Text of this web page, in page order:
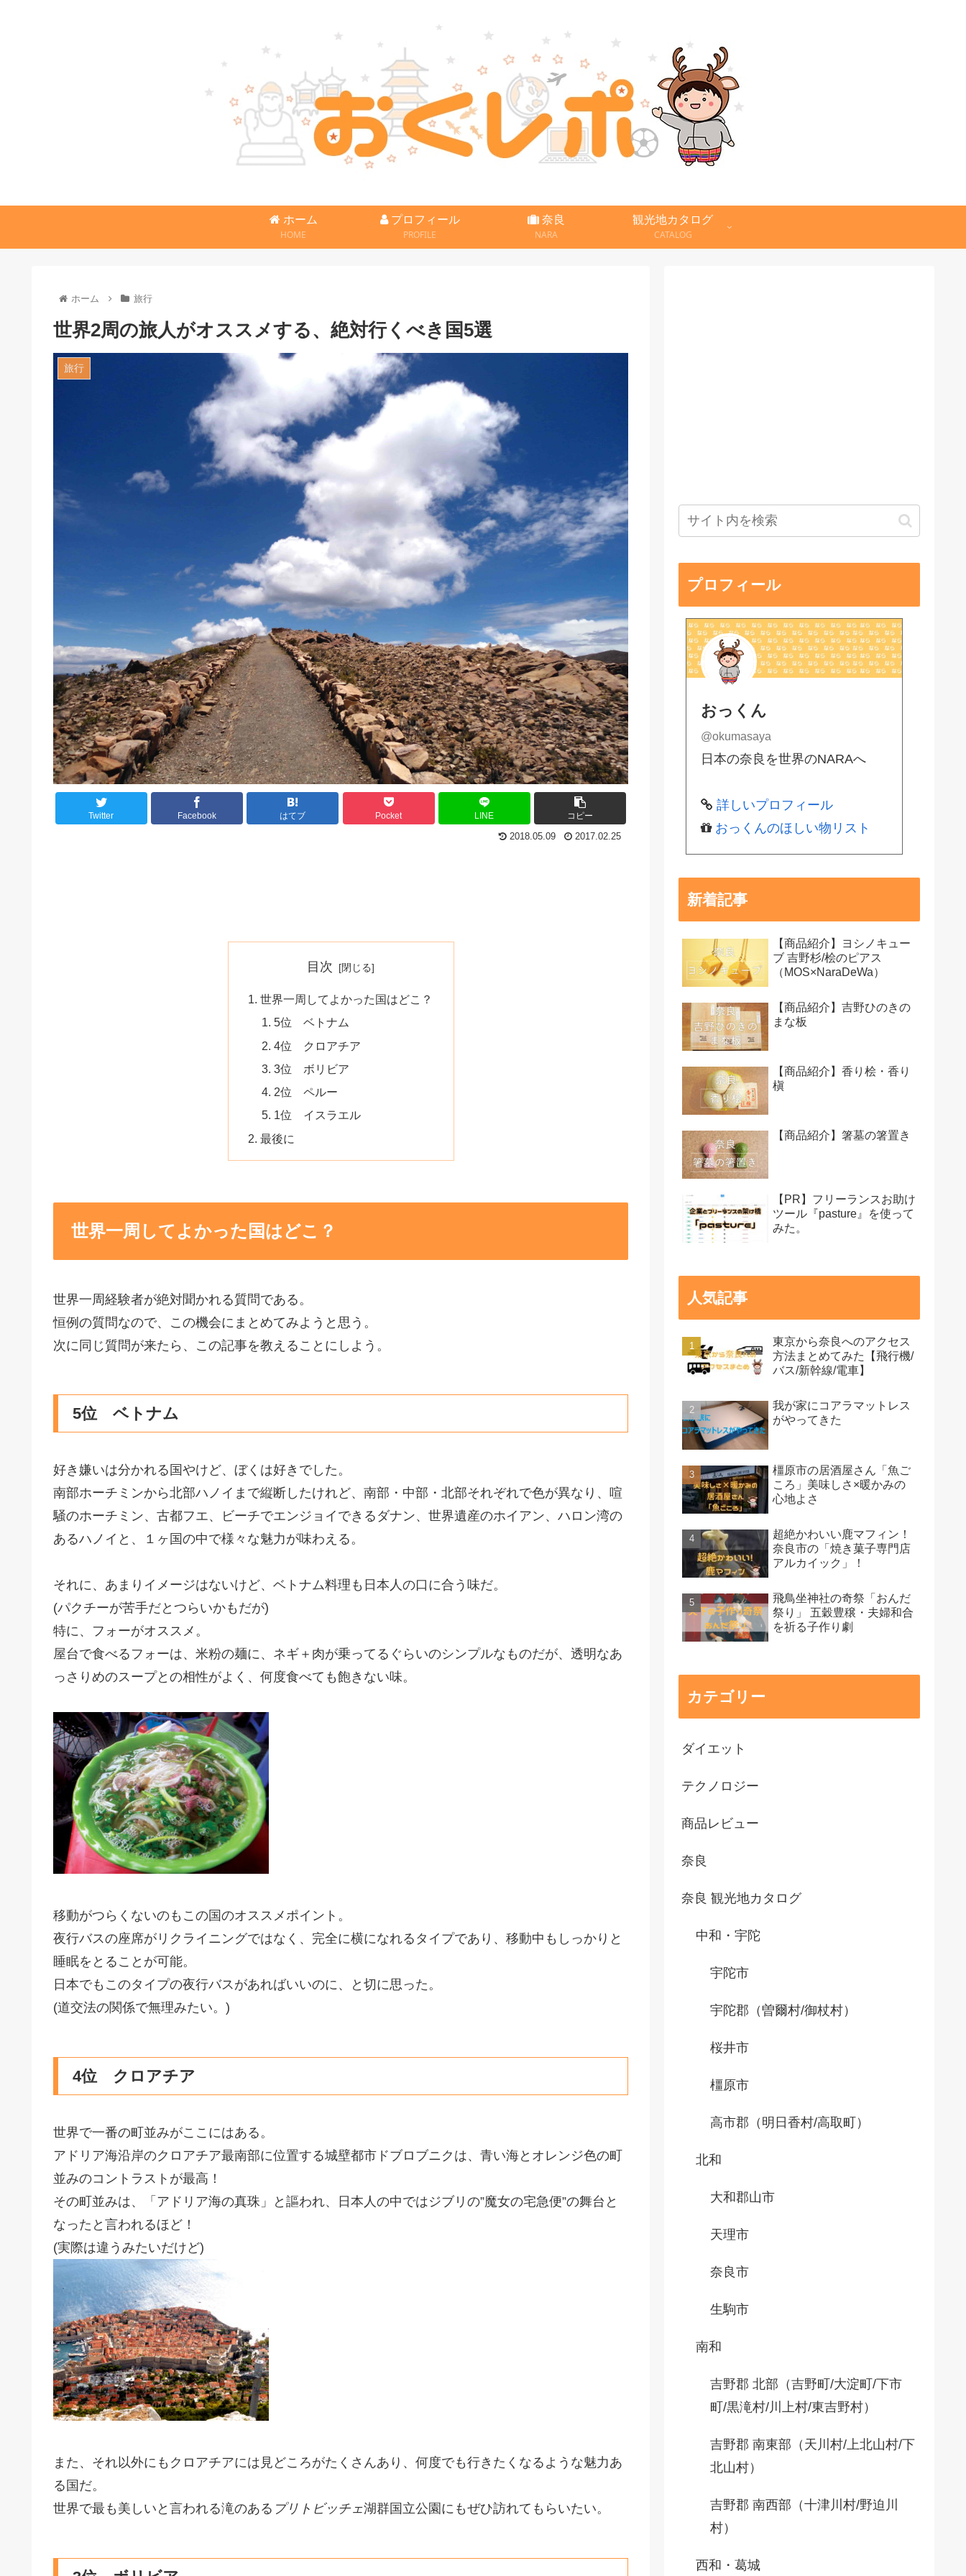
ホーム
HOME
プロフィール
PROFILE
奈良
NARA
観光地カタログ
CATALOG
ホーム 旅行
世界2周の旅人がオススメする、絶対行くべき国5選
旅行
Twitter Facebook はてブ Pocket LINE コピー
2018.05.09 2017.02.25
目次
世界一周してよかった国はどこ？
5位 ベトナム
4位 クロアチア
3位 ボリビア
2位 ペルー
1位 イスラエル
最後に
世界一周してよかった国はどこ？
世界一周経験者が絶対聞かれる質問である。
恒例の質問なので、この機会にまとめてみようと思う。
次に同じ質問が来たら、この記事を教えることにしよう。
5位 ベトナム
好き嫌いは分かれる国やけど、ぼくは好きでした。
南部ホーチミンから北部ハノイまで縦断したけれど、南部・中部・北部それぞれで色が異なり、喧
騒のホーチミン、古都フエ、ビーチでエンジョイできるダナン、世界遺産のホイアン、ハロン湾の
あるハノイと、１ヶ国の中で様々な魅力が味わえる。
それに、あまりイメージはないけど、ベトナム料理も日本人の口に合う味だ。
(パクチーが苦手だとつらいかもだが)
特に、フォーがオススメ。
屋台で食べるフォーは、米粉の麺に、ネギ＋肉が乗ってるぐらいのシンプルなものだが、透明なあ
っさりめのスープとの相性がよく、何度食べても飽きない味。
移動がつらくないのもこの国のオススメポイント。
夜行バスの座席がリクライニングではなく、完全に横になれるタイプであり、移動中もしっかりと
睡眠をとることが可能。
日本でもこのタイプの夜行バスがあればいいのに、と切に思った。
(道交法の関係で無理みたい。)
4位 クロアチア
世界で一番の町並みがここにはある。
アドリア海沿岸のクロアチア最南部に位置する城壁都市ドブロブニクは、青い海とオレンジ色の町
並みのコントラストが最高！
その町並みは、「アドリア海の真珠」と謳われ、日本人の中ではジブリの”魔女の宅急便”の舞台と
なったと言われるほど！
(実際は違うみたいだけど)
また、それ以外にもクロアチアには見どころがたくさんあり、 何度でも行きたくなるような魅力あ
る国だ。
世界で最も美しいと言われる滝のある プリトビッチェ湖群国立公園にもぜひ訪れてもらいたい。
プロフィール
おっくん
@okumasaya
日本の奈良を世界のNARAへ
詳しいプロフィール
おっくんのほしい物リスト
新着記事
【商品紹介】ヨシノキュー
ブ 吉野杉/桧のピアス
（MOS×NaraDeWa）
【商品紹介】吉野ひのきの
まな板
【商品紹介】香り桧・香り
槇
【商品紹介】箸墓の箸置き
【PR】フリーランスお助け
ツール『pasture』を使って
みた。
人気記事
東京から奈良へのアクセス
方法まとめてみた【飛行機/
バス/新幹線/電車】
我が家にコアラマットレス
がやってきた
橿原市の居酒屋さん「魚ご
ころ」美味しさ×暖かみの
心地よさ
超絶かわいい鹿マフィン！
奈良市の「焼き菓子専門店
アルカイック」！
飛鳥坐神社の奇祭「おんだ
祭り」 五穀豊穣・夫婦和合
を祈る子作り劇
カテゴリー
ダイエット
テクノロジー
商品レビュー
奈良
奈良 観光地カタログ
中和・宇陀
宇陀市
宇陀郡（曽爾村/御杖村）
桜井市
橿原市
高市郡（明日香村/高取町）
北和
大和郡山市
天理市
奈良市
生駒市
南和
吉野郡 北部（吉野町/大淀町/下市
町/黒滝村/川上村/東吉野村）
吉野郡 南東部（天川村/上北山村/下
北山村）
吉野郡 南西部（十津川村/野迫川
村）
西和・葛城